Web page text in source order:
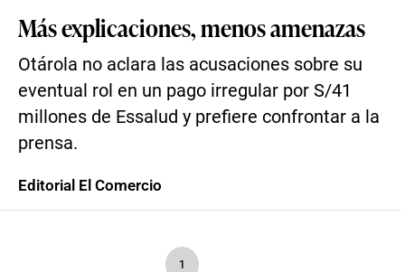
Más explicaciones, menos amenazas
Otárola no aclara las acusaciones sobre su
eventual rol en un pago irregular por S/41
millones de Essalud y prefiere confrontar a la
prensa.
Editorial El Comercio
1